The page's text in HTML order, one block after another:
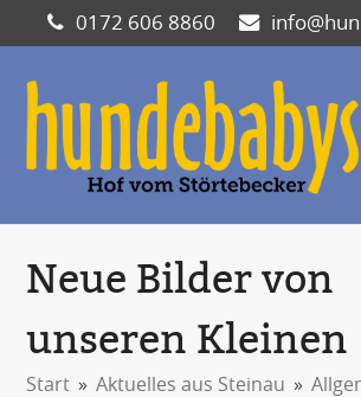
0172 606 8860
Neue Bilder von
unseren Kleinen
Start » Aktuelles aus Steinau »